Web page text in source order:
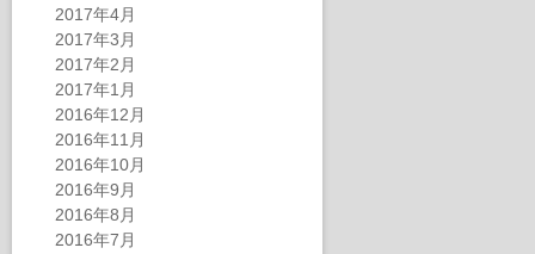
2017年4月
2017年3月
2017年2月
2017年1月
2016年12月
2016年11月
2016年10月
2016年9月
2016年8月
2016年7月